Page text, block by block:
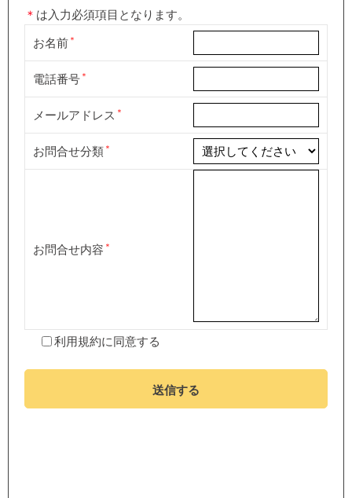
＊ は入力必須項目となります。
お名前
電話番号
メールアドレス
お問合せ分類
お問合せ内容
利用規約に同意する
送信する